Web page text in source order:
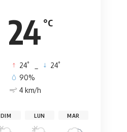
24 °C
24° 24°
90%
4 km/h
DIM LUN MAR